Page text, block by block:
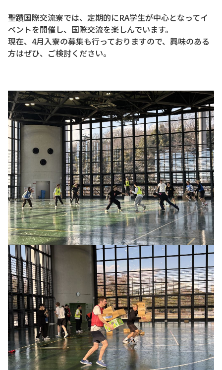
聖蹟国際交流寮では、定期的にRA学生が中心となってイ
ベントを開催し、国際交流を楽しんでいます。
現在、4月入寮の募集も行っておりますので、興味のある
方はぜひ、ご検討ください。